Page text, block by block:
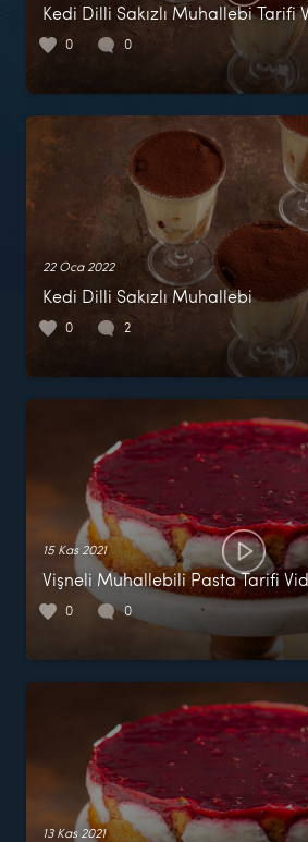
Kedi Dilli Sakızlı Muhallebi Tarifi
0 0
22 Oca 2022
Kedi Dilli Sakızlı Muhallebi
0 2
15 Kas 2021
Vişneli Muhallebili Pasta Tarifi
0 0
13 Kas 2021